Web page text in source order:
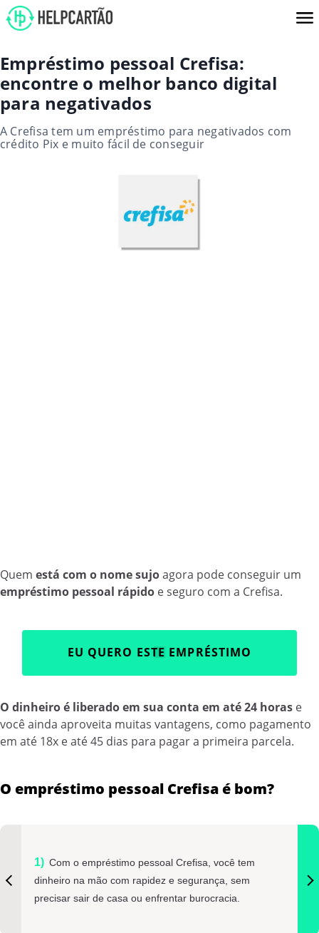
Empréstimo pessoal Crefisa:
encontre o melhor banco digital
para negativados
A Crefisa tem um empréstimo para negativados com
crédito Pix e muito fácil de conseguir
Quem está com o nome sujoagora pode conseguir um
empréstimo pessoal rápido e seguro com a Crefisa.
EU QUERO ESTE EMPRÉSTIMO
O dinheiro é liberado em sua conta em até 24 horas e
você ainda aproveita muitas vantagens, como pagamento
em até 18x e até 45 dias para pagar a primeira parcela.
O empréstimo pessoal Crefisa é bom?
Com o empréstimo pessoal Crefisa, você tem
dinheiro na mão com rapidez e segurança, sem
precisar sair de casa ou enfrentar burocracia.